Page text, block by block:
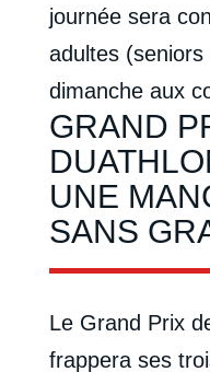
journée sera
adultes
dimanche aux
GRAND
UNE
SANS
Le Grand Prix
frappera ses